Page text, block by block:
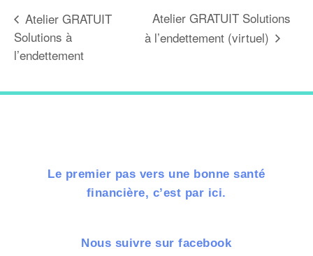
Atelier GRATUIT
Solutions à
l’endettement
Atelier GRATUIT Solutions
à l’endettement (virtuel)
Le premier pas vers une bonne santé
financière, c’est par ici.
Nous suivre sur facebook